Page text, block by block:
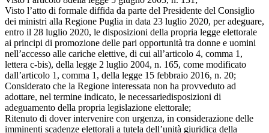
Visto l’atto di formale diffida da parte del Presidente del Consiglio
dei ministri alla Regione Puglia in data 23 luglio 2020, per adeguare,
entro il 28 luglio 2020, le disposizioni della propria legge elettorale
ai principi di promozione delle pari opportunità tra donne e uomini
nell’accesso alle cariche elettive, di cui all’articolo 4, comma 1,
lettera c-bis), della legge 2 luglio 2004, n. 165, come modificato
dall’articolo 1, comma 1, della legge 15 febbraio 2016, n. 20;
Considerato che la Regione interessata non ha provveduto ad
adottare, nel termine indicato, le necessariedisposizioni di
adeguamento della propria legislazione elettorale;
Ritenuto di dover intervenire con urgenza, in considerazione delle
imminenti scadenze elettorali a tutela dell’unità giuridica della